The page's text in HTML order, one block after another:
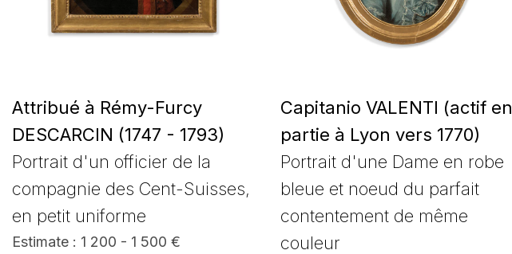
Attribué à Rémy-Furcy
DESCARCIN (1747 - 1793)
Portrait d'un officier de la
compagnie des Cent-Suisses,
en petit uniforme
Estimate : 1 200 - 1 500 €
Capitanio VALENTI (actif en
partie à Lyon vers 1770)
Portrait d'une Dame en robe
bleue et noeud du parfait
contentement de même
couleur